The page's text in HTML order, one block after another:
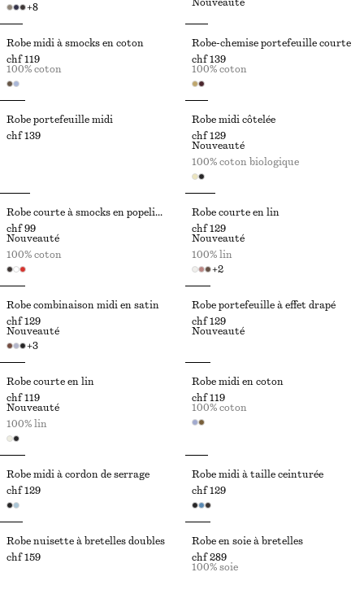
+8
Nouveauté
Robe midi à smocks en coton
chf 119
100% coton
Robe-chemise portefeuille courte
chf 139
100% coton
Robe portefeuille midi
chf 139
Robe midi côtelée
chf 129
Nouveauté
100% coton biologique
Robe courte à smocks en popeline de coton
chf 99
Nouveauté
100% coton
Robe courte en lin
chf 129
+2
Nouveauté
100% lin
Robe combinaison midi en satin
chf 129
+3
Nouveauté
Robe portefeuille à effet drapé
chf 129
Nouveauté
Robe courte en lin
chf 119
Nouveauté
100% lin
Robe midi en coton
chf 119
100% coton
Robe midi à cordon de serrage
chf 129
Robe midi à taille ceinturée
chf 129
Robe nuisette à bretelles doubles
chf 159
Robe en soie à bretelles
chf 289
100% soie